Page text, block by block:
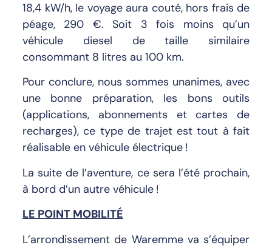
18,4 kW/h, le voyage aura couté, hors frais de
péage, 290 €. Soit 3 fois moins qu’un
véhicule diesel de taille similaire
consommant 8 litres au 100 km.
Pour conclure, nous sommes unanimes, avec
une bonne préparation, les bons outils
(applications, abonnements et cartes de
recharges), ce type de trajet est tout à fait
réalisable en véhicule électrique !
La suite de l’aventure, ce sera l’été prochain,
à bord d’un autre véhicule !
LE POINT MOBILITÉ
L’arrondissement de Waremme va s’équiper